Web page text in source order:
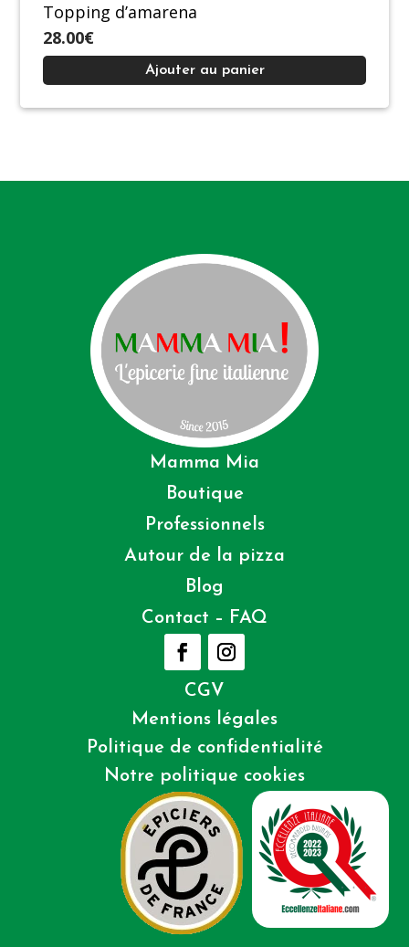
Topping d’amarena
28.00€
Ajouter au panier
Mamma Mia
Boutique
Professionnels
Autour de la pizza
Blog
Contact – FAQ
CGV
Mentions légales
Politique de confidentialité
Notre politique cookies